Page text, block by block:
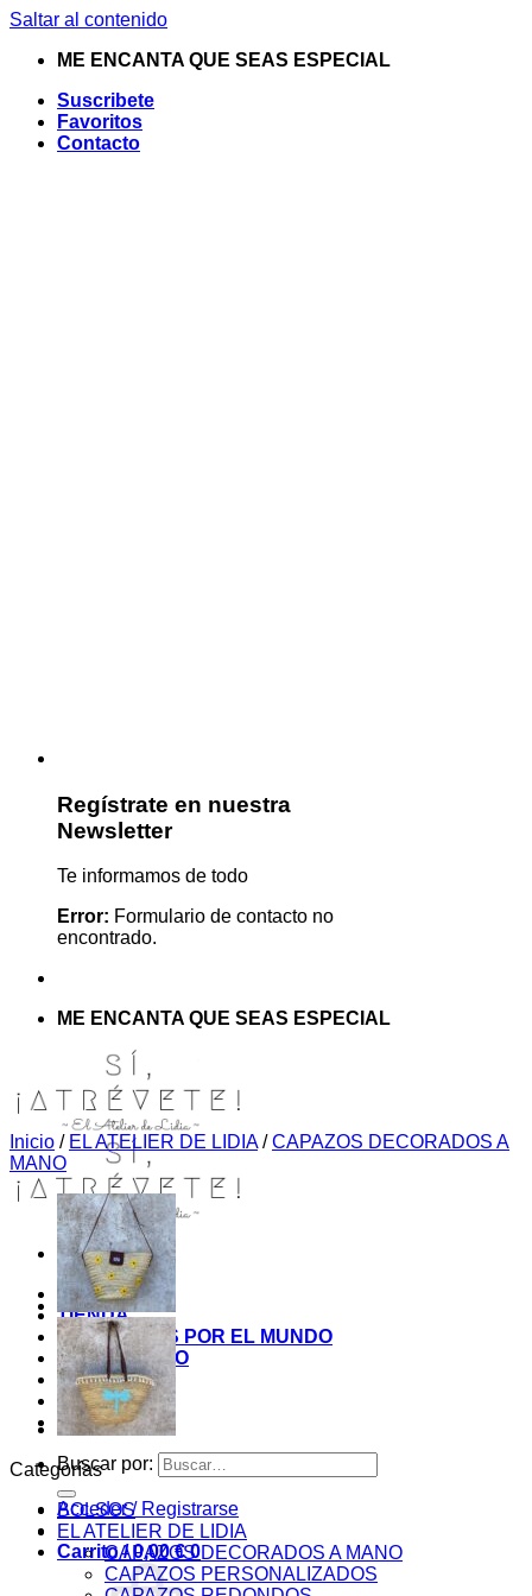
Saltar al contenido
ME ENCANTA QUE SEAS ESPECIAL
Suscribete
Favoritos
Contacto
Regístrate en nuestra
Newsletter
Te informamos de todo
Error: Formulario de contacto no
encontrado.
ME ENCANTA QUE SEAS ESPECIAL
INICIO
TIENDA
MIS COSITAS POR EL MUNDO
EL COMIENZO
BLOG
PAGOS
CONTACTO
Buscar por:
Acceder / Registrarse
Carrito /0,00€ 0
Inicio / EL ATELIER DE LIDIA / CAPAZOS DECORADOS A
MANO
Categorías
BOLSOS
EL ATELIER DE LIDIA
CAPAZOS DECORADOS A MANO
CAPAZOS PERSONALIZADOS